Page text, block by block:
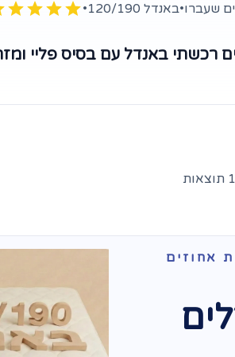
•באנדל 120/190 •
רכשתי באנדל עם בסיס פליי
אחוזים